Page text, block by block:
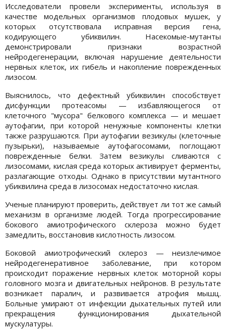
Исследователи провели эксперименты, используя в
качестве модельных организмов плодовых мушек, у
которых отсутствовала исправная версия гена,
кодирующего убиквилин. Насекомые-мутанты
демонстрировали признаки возрастной
нейродегенерации, включая нарушение деятельности
нервных клеток, их гибель и накопление поврежденных
лизосом.
Выяснилось, что дефектный убиквилин способствует
дисфункции протеасомы — избавляющегося от
клеточного "мусора" белкового комплекса — и мешает
аутофагии, при которой ненужные компоненты клетки
также разрушаются. При аутофагии везикулы (клеточные
пузырьки), называемые аутофагосомами, поглощают
поврежденные белки. Затем везикулы сливаются с
лизосомами, кислая среда которых активирует ферменты,
разлагающие отходы. Однако в присутствии мутантного
убиквилина среда в лизосомах недостаточно кислая.
Ученые планируют проверить, действует ли тот же самый
механизм в организме людей. Тогда прогрессирование
бокового амиотрофического склероза можно будет
замедлить, восстановив кислотность лизосом.
Боковой амиотрофический склероз — неизлечимое
нейродегенеративное заболевание, при котором
происходит поражение нервных клеток моторной коры
головного мозга и двигательных нейронов. В результате
возникает паралич, и развивается атрофия мышц.
Больные умирают от инфекции дыхательных путей или
прекращения функционирования дыхательной
мускулатуры.